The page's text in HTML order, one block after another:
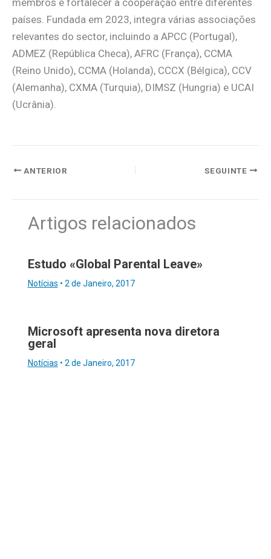
membros e fortalecer a cooperação entre diferentes
países. Fundada em 2023, integra várias associações
relevantes do sector, incluindo a APCC (Portugal),
ADMEZ (República Checa), AFRC (França), CCMA
(Reino Unido), CCMA (Holanda), CCCX (Bélgica), CCV
(Alemanha), CXMA (Turquia), DIMSZ (Hungria) e UCAI
(Ucrânia).
ANTERIOR SEGUINTE
Artigos relacionados
Estudo «Global Parental Leave»
Notícias • 2 de Janeiro, 2017
Microsoft apresenta nova diretora
geral
Notícias • 2 de Janeiro, 2017